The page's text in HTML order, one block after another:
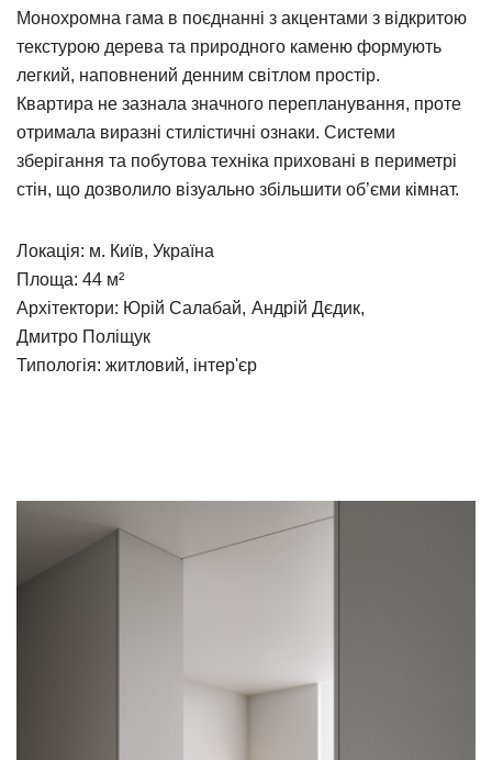
Монохромна гама в поєднанні з акцентами з відкритою
текстурою дерева та природного каменю формують
легкий, наповнений денним світлом простір.
Квартира не зазнала значного перепланування, проте
отримала виразні стилістичні ознаки. Системи
зберігання та побутова техніка приховані в периметрі
стін, що дозволило візуально збільшити об’єми кімнат.
Локація: м. Київ, Україна
Площа: 44 м²
Архітектори: Юрій Салабай Андрій Дєдик
Дмитро Поліщук
Типологія: житловий інтер'єр